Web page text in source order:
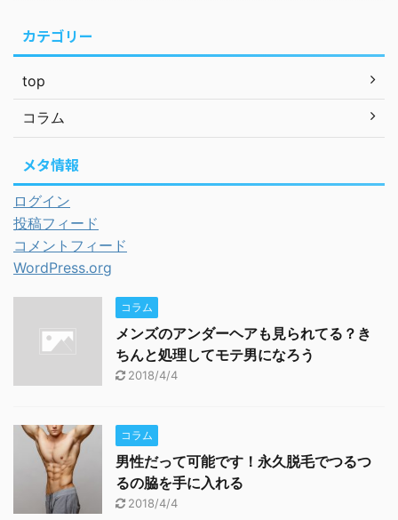
カテゴリー
top
コラム
メタ情報
ログイン
投稿フィード
コメントフィード
WordPress.org
コラム
メンズのアンダーヘアも見られてる？き
ちんと処理してモテ男になろう
2018/4/4
コラム
男性だって可能です！永久脱毛でつるつ
るの脇を手に入れる
2018/4/4